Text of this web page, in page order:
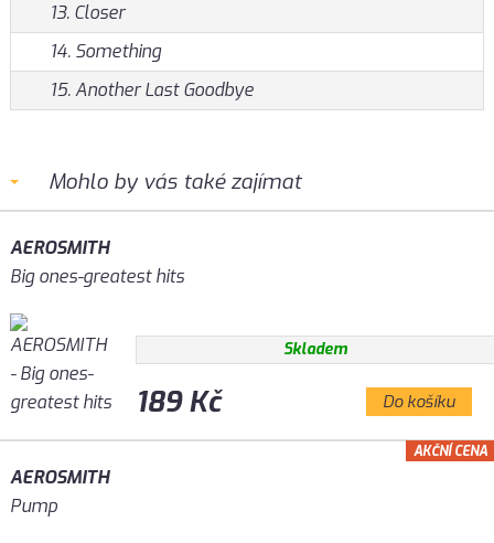
13. Closer
14. Something
15. Another Last Goodbye
Mohlo by vás také zajímat
AEROSMITH
Big ones-greatest hits
Skladem
189 Kč Do košíku
AEROSMITH
Pump
AKČNÍ CENA